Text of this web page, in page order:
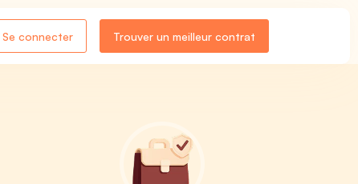
Se connecter Trouver un meilleur contrat